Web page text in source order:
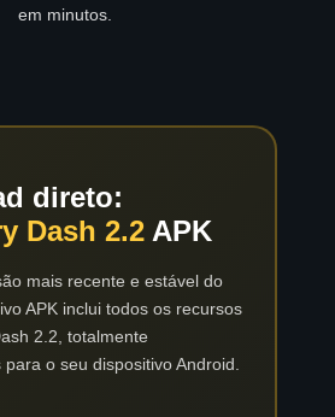
em minutos.
direto:
Dash 2.2 APK
mais recente e estável do
APK inclui todos os recursos
2.2, totalmente
o seu dispositivo Android.